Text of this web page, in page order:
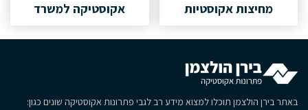
מחיצות אקוסטיות אקוסטיקה למשרד
באתר בירן הולצמן תוכלו למצוא מידע רב לגבי פתרונות אקוסטיקה שונים כגון: